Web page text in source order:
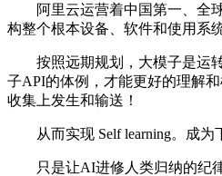
阿里云运营着中国第一、全球
构整个根本设备、软件和使用系
按照远期规划，大模子是运转
子API的体例，才能更好的理解
收集上发生和输送！
从而实现 Self learning。成为
只是让AI进修人类归纳的纪律